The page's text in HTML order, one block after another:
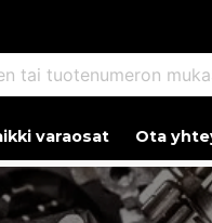
tuotenumeron mukaan....
varaosat Ota